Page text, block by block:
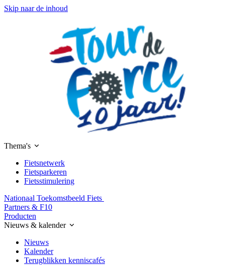
Skip naar de inhoud
Thema's
Fietsnetwerk
Fietsparkeren
Fietsstimulering
Nationaal Toekomstbeeld Fiets
Partners & F10
Producten
Nieuws & kalender
Nieuws
Kalender
Terugblikken kenniscafés